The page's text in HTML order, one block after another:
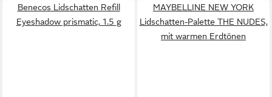
Benecos Lidschatten Refill
Eyeshadow prismatic, 1.5 g
MAYBELLINE NEW YORK
Lidschatten-Palette THE NUDES,
mit warmen Erdtönen